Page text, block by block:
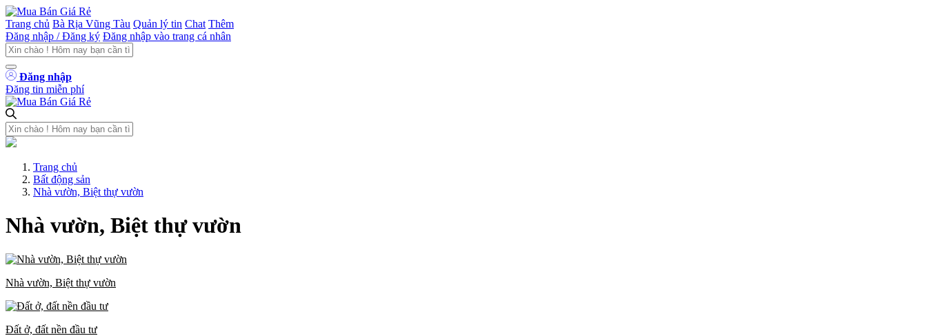
Trang chủ Bà Rịa Vũng Tàu Quản lý tin Chat Thêm
Đăng nhập / Đăng ký Đăng nhập vào trang cá nhân
Đăng nhập
Đăng tin miễn phí
Trang chủ
Bất động sản
Nhà vườn, Biệt thự vườn
Nhà vườn, Biệt thự vườn
Nhà vườn, Biệt thự vườn
Đất ở, đất nền đầu tư